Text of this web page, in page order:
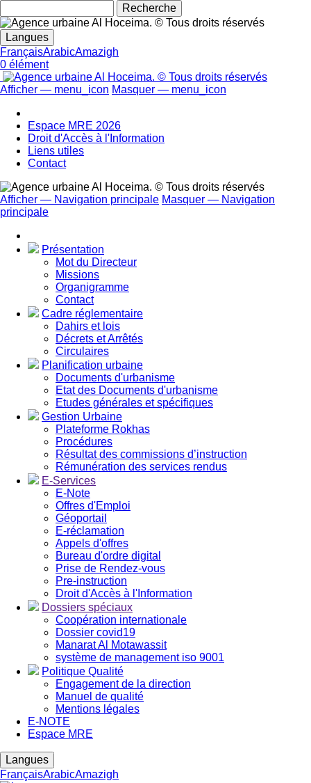
Langues
FrançaisArabicAmazigh
0 élément
Afficher — menu_icon Masquer — menu_icon
Espace MRE 2026
Droit d'Accès à l'Information
Liens utiles
Contact
Navigation
principale
Afficher — Navigation principale Masquer — Navigation
principale
Présentation
Mot du Directeur
Missions
Organigramme
Contact
Cadre réglementaire
Dahirs et lois
Décrets et Arrêtés
Circulaires
Planification urbaine
Documents d'urbanisme
Etat des Documents d'urbanisme
Etudes générales et spécifiques
Gestion Urbaine
Plateforme Rokhas
Procédures
Résultat des commissions d’instruction
Rémunération des services rendus
E-Services
E-Note
Offres d'Emploi
Géoportail
E-réclamation
Appels d'offres
Bureau d'ordre digital
Prise de Rendez-vous
Pre-instruction
Droit d'Accès à l'Information
Dossiers spéciaux
Coopération internationale
Dossier covid19
Manarat Al Motawassit
système de management iso 9001
Politique Qualité
Engagement de la direction
Manuel de qualité
Mentions légales
E-NOTE
Espace MRE
Langues
FrançaisArabicAmazigh